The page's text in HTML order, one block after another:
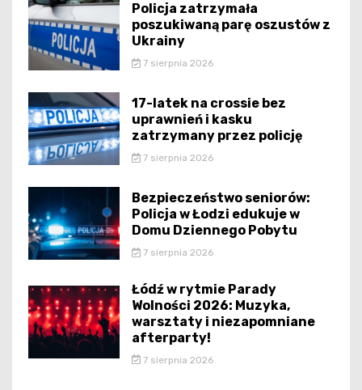
Policja zatrzymała
poszukiwaną parę oszustów z
Ukrainy
7 sierpnia 2026
17-latek na crossie bez
uprawnień i kasku
zatrzymany przez policję
7 sierpnia 2026
Bezpieczeństwo seniorów:
Policja w Łodzi edukuje w
Domu Dziennego Pobytu
7 sierpnia 2026
Łódź w rytmie Parady
Wolności 2026: Muzyka,
warsztaty i niezapomniane
afterparty!
7 sierpnia 2026